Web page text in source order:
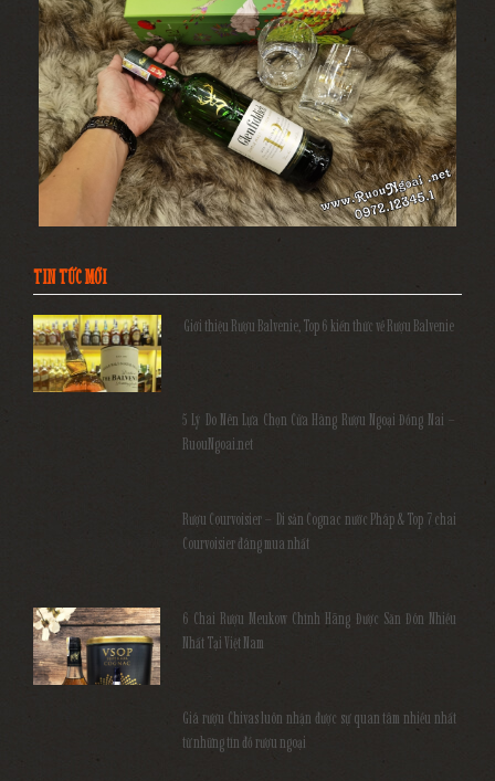
TIN TỨC MỚI
Giới thiệu Rượu Balvenie, Top 6 kiến thức về Rượu Balvenie
5 Lý Do Nên Lựa Chọn Cửa Hàng Rượu Ngoại Đồng Nai –
RuouNgoai.net
Rượu Courvoisier – Di sản Cognac nước Pháp & Top 7 chai
Courvoisier đáng mua nhất
6 Chai Rượu Meukow Chính Hãng Được Săn Đón Nhiều
Nhất Tại Việt Nam
Giá rượu Chivas luôn nhận được sự quan tâm nhiều nhất
từ những tín đồ rượu ngoại